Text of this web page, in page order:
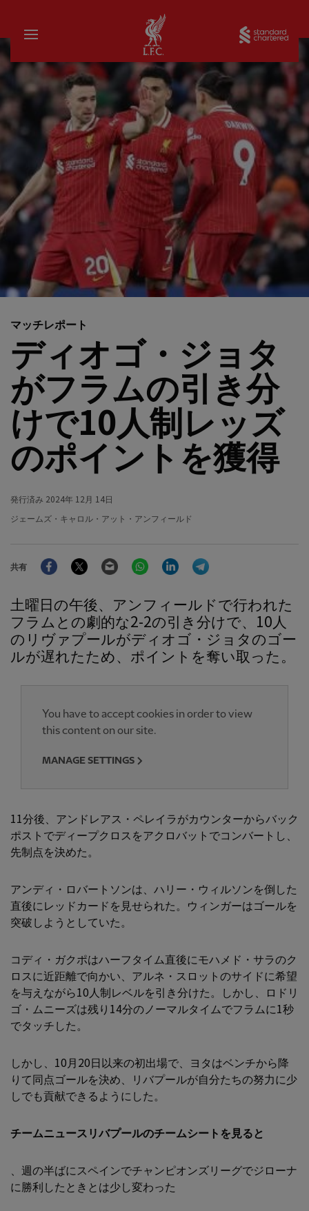
家
マッチレポート
ディオゴ・ジョタ
がフラムの引き分
けで10人制レッズ
のポイントを獲得
発行済み 2024年 12月 14日
ジェームズ・キャロル・アット・アンフィールド
共有
FacebookTwitter Email WhatsAppLinkedIn
土曜日の午後、アンフィールドで行われた
フラムとの劇的な2-2の引き分けで、10人
のリヴァプールがディオゴ・ジョタのゴー
ルが遅れたため、ポイントを奪い取った。
You have to accept cookies in order to view
this content on our site.
MANAGE SETTINGS
11分後、アンドレアス・ペレイラがカウンターからバック
ポストでディープクロスをアクロバットでコンバートし、
先制点を決めた。
アンディ・ロバートソンは、ハリー・ウィルソンを倒した
直後にレッドカードを見せられた。ウィンガーはゴールを
突破しようとしていた。
コディ・ガクポはハーフタイム直後にモハメド・サラのク
ロスに近距離で向かい、アルネ・スロットのサイドに希望
を与えながら10人制レベルを引き分けた。しかし、ロドリ
ゴ・ムニーズは残り14分のノーマルタイムでフラムに1秒
でタッチした。
しかし、10月20日以来の初出場で、ヨタはベンチから降
りて同点ゴールを決め、リバプールが自分たちの努力に少
しでも貢献できるようにした。
チームニュースリバプールのチームシートを見ると
、週の半ばにスペインでチャンピオンズリーグでジローナ
に勝利したときとは少し変わった